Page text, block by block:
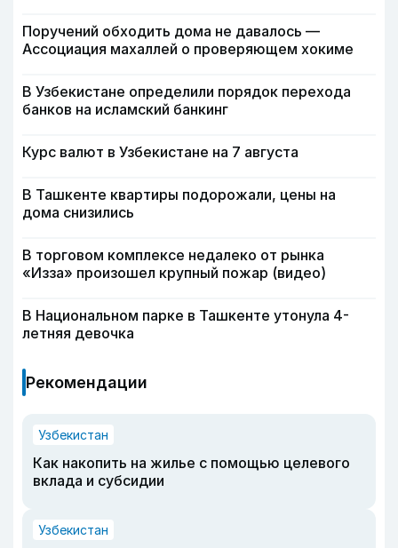
Поручений обходить дома не давалось —
Ассоциация махаллей о проверяющем хокиме
В Узбекистане определили порядок перехода
банков на исламский банкинг
Курс валют в Узбекистане на 7 августа
В Ташкенте квартиры подорожали, цены на
дома снизились
В торговом комплексе недалеко от рынка
«Изза» произошел крупный пожар (видео)
В Национальном парке в Ташкенте утонула 4-
летняя девочка
Рекомендации
Узбекистан
Как накопить на жилье с помощью целевого
вклада и субсидии
Узбекистан